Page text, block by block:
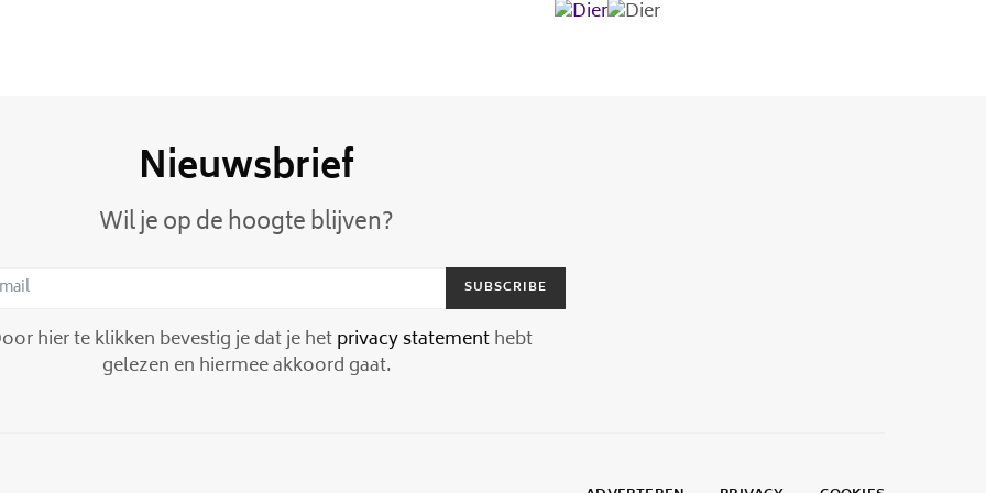
Nieuwsbrief
Wil je op de hoogte blijven?
SUBSCRIBE
hier te klikken bevestig je dat je hetprivacy statementhebt
gelezen en hiermee akkoord gaat.